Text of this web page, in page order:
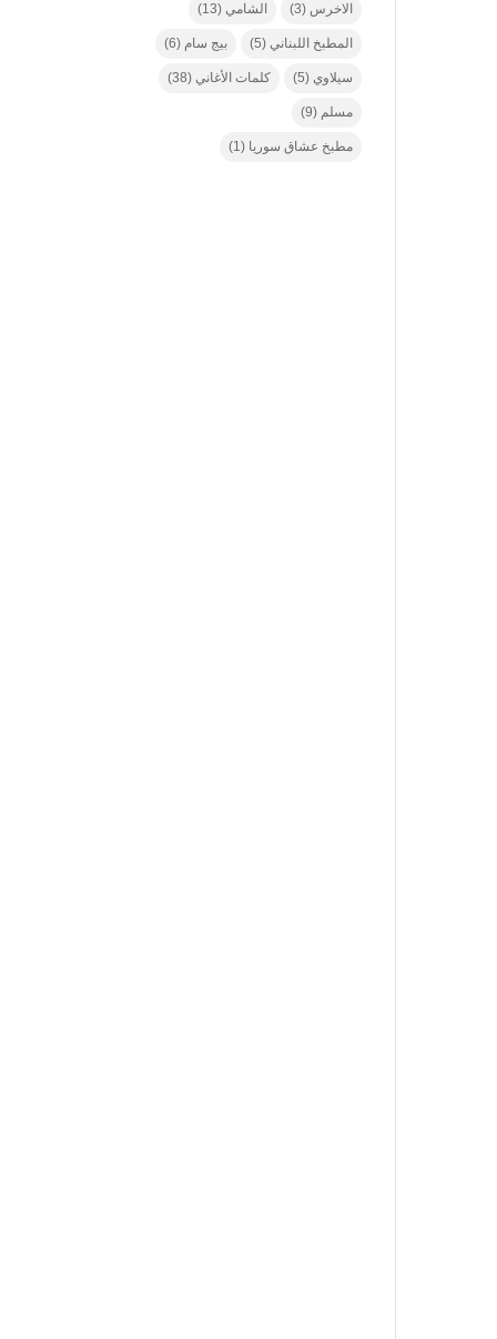
الاخرس (3) الشامي (13)
المطبخ اللبناني (5) بيج سام (6)
سيلاوي (5) كلمات الأغاني (38)
مسلم (9)
مطبخ عشاق سوريا (1)